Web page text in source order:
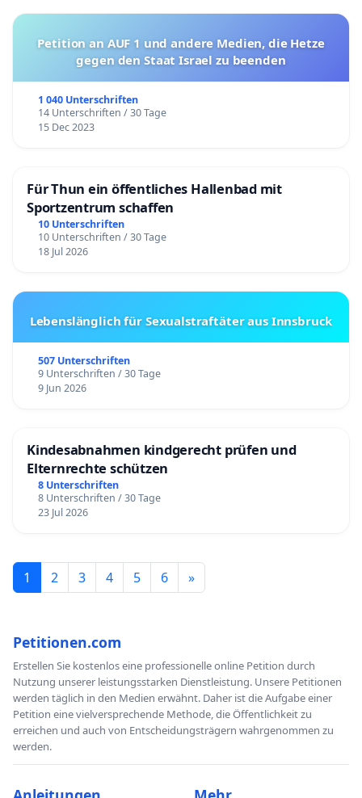
Petition an AUF 1 und andere Medien, die Hetze
gegen den Staat Israel zu beenden
1 040 Unterschriften
14 Unterschriften / 30 Tage
15 Dec 2023
Für Thun ein öffentliches Hallenbad mit
Sportzentrum schaffen
10 Unterschriften
10 Unterschriften / 30 Tage
18 Jul 2026
Lebenslänglich für Sexualstraftäter aus Innsbruck
507 Unterschriften
9 Unterschriften / 30 Tage
9 Jun 2026
Kindesabnahmen kindgerecht prüfen und
Elternrechte schützen
8 Unterschriften
8 Unterschriften / 30 Tage
23 Jul 2026
1 2 3 4 5 6 »
Petitionen.com
Erstellen Sie kostenlos eine professionelle online Petition durch
Nutzung unserer leistungsstarken Dienstleistung. Unsere Petitionen
werden täglich in den Medien erwähnt. Daher ist die Aufgabe einer
Petition eine vielversprechende Methode, die Öffentlichkeit zu
erreichen und auch von Entscheidungsträgern wahrgenommen zu
werden.